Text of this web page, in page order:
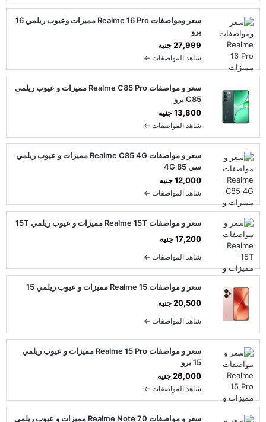
سعر ومواصفات Realme 16 Pro مميزات وعيوب ريلمي 16
برو
27,999 جنيه
شاهد المواصفات ←
سعر و مواصفات Realme C85 Pro مميزات و عيوب ريلمي
C85 برو
13,800 جنيه
شاهد المواصفات ←
سعر و مواصفات Realme C85 4G مميزات و عيوب ريلمي
سي 85 4G
12,000 جنيه
شاهد المواصفات ←
سعر و مواصفات Realme 15T مميزات و عيوب ريلمي 15T
17,200 جنيه
شاهد المواصفات ←
سعر و مواصفات Realme 15 مميزات و عيوب ريلمي 15
20,500 جنيه
شاهد المواصفات ←
سعر و مواصفات Realme 15 Pro مميزات و عيوب ريلمي
15 برو
26,000 جنيه
شاهد المواصفات ←
سعر و مواصفات Realme Note 70 مميزات و عيوب ريلمي